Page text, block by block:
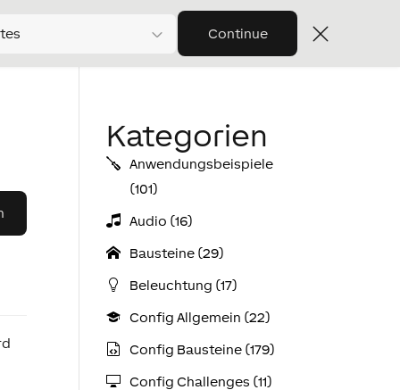
Continue
Kategorien
Anwendungs­­­beispiele
(101)
Audio (16)
Bausteine (29)
Beleuchtung (17)
Config Allgemein (22)
Config Bausteine (179)
Config Challenges (11)